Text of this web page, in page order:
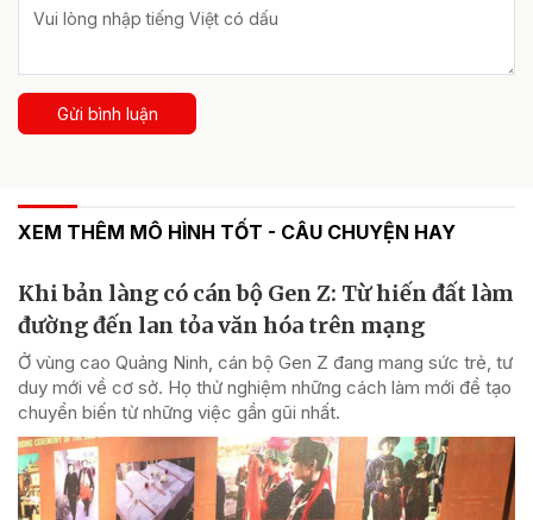
Gửi bình luận
XEM THÊM MÔ HÌNH TỐT - CÂU CHUYỆN HAY
Khi bản làng có cán bộ Gen Z: Từ hiến đất làm
đường đến lan tỏa văn hóa trên mạng
Ở vùng cao Quảng Ninh, cán bộ Gen Z đang mang sức trẻ, tư
duy mới về cơ sở. Họ thử nghiệm những cách làm mới để tạo
chuyển biến từ những việc gần gũi nhất.